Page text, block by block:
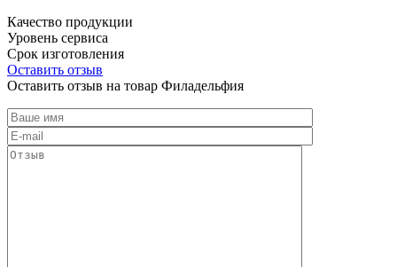
Качество продукции
Уровень сервиса
Срок изготовления
Оставить отзыв
Оставить отзыв на товар Филадельфия